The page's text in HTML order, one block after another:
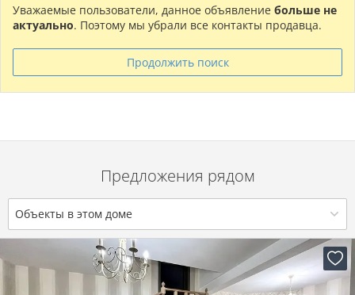
Уважаемые пользователи, данное объявление больше не
актуально. Поэтому мы убрали все контакты продавца.
Продолжить поиск
Предложения рядом
Объекты в этом доме